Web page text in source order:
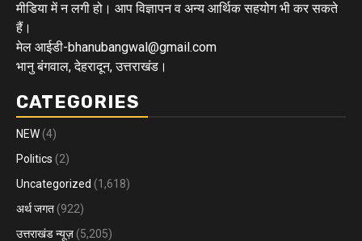
मीडिया में न लगी हो। आप विज्ञापन व अन्य आर्थिक सहयोग भी कर सकते
हैं।
मेल आईडी-bhanubangwal@gmail.com
भानु बंगवाल, देहरादून, उत्तराखंड।
CATEGORIES
NEW (4)
Politics (2)
Uncategorized (1,618)
अर्थ जगत (922)
उत्तराखंड न्यूज़ (5,205)